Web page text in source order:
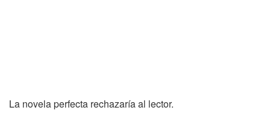
La novela perfecta rechazaría al lector.